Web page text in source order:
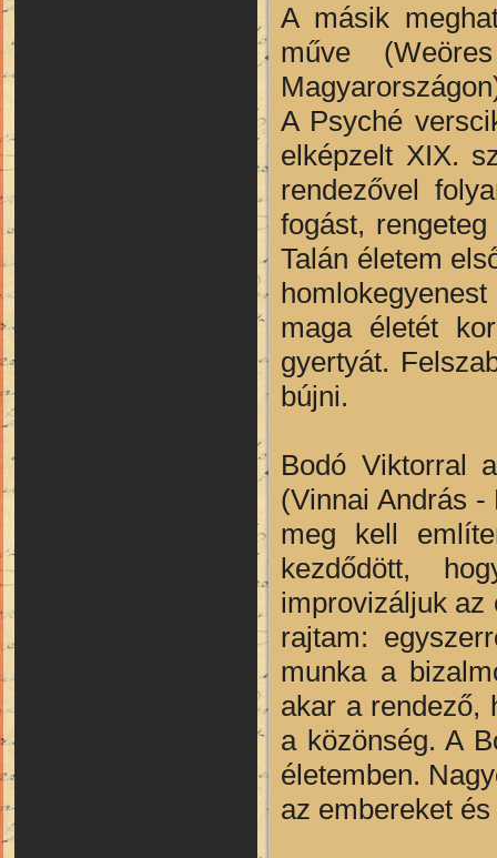
A másik
műve
A Psyché
elképzelt XIX.
rendezővel
fogást,
Talán életem
maga életét
gyertyát.
bújni.
Bodó Viktorral
(Vinnai András
meg kell
kezdődött,
improvizáljuk az
rajtam:
munka a
akar a rendező,
a közönség. A
életemben.
az embereket